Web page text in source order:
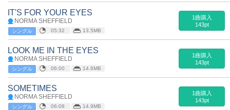
IT'S FOR YOUR EYES
NORMA SHEFFIELD
シングル 05:32 13.5MB
1曲購入
143pt
LOOK ME IN THE EYES
NORMA SHEFFIELD
シングル 06:00 14.6MB
1曲購入
143pt
SOMETIMES
NORMA SHEFFIELD
シングル 06:08 14.9MB
1曲購入
143pt